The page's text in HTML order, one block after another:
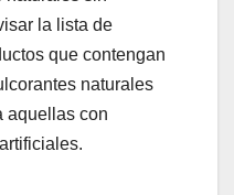
la lista de
que contengan
naturales
aquellas con